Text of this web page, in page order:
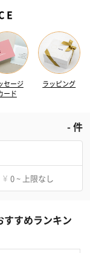
セージ
ード
ラッピング
-件
¥ 0 ~ 上限なし
すめランキン